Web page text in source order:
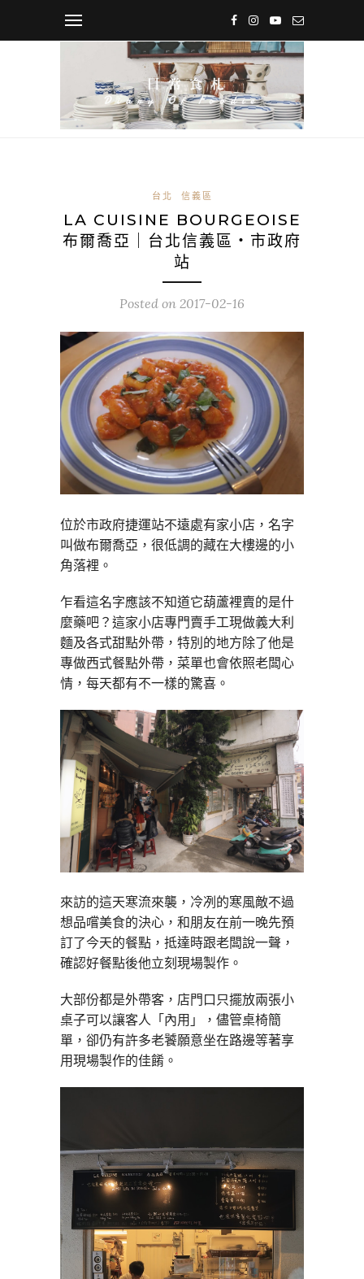
台北 信義區
LA CUISINE BOURGEOISE
布爾喬亞｜台北信義區・市政府
站
Posted on 2017-02-16
位於市政府捷運站不遠處有家小店，名字
叫做布爾喬亞，很低調的藏在大樓邊的小
角落裡。
乍看這名字應該不知道它葫蘆裡賣的是什
麼藥吧？這家小店專門賣手工現做義大利
麵及各式甜點外帶，特別的地方除了他是
專做西式餐點外帶，菜單也會依照老闆心
情，每天都有不一樣的驚喜。
來訪的這天寒流來襲，冷冽的寒風敵不過
想品嚐美食的決心，和朋友在前一晚先預
訂了今天的餐點，抵達時跟老闆說一聲，
確認好餐點後他立刻現場製作。
大部份都是外帶客，店門口只擺放兩張小
桌子可以讓客人「內用」，儘管桌椅簡
單，卻仍有許多老饕願意坐在路邊等著享
用現場製作的佳餚。